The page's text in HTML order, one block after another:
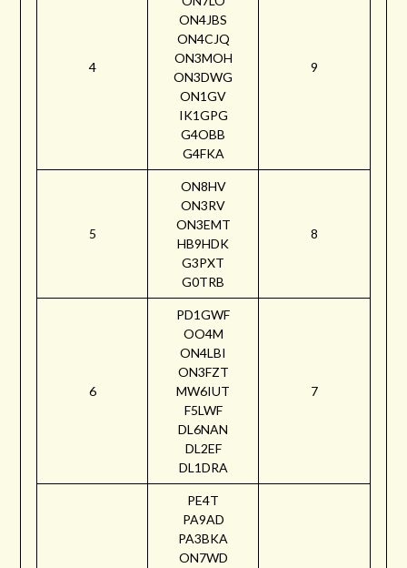
4
ON4JBS
ON4CJQ
ON3MOH
ON3DWG
ON1GV
IK1GPG
G4OBB
G4FKA
9
5
ON8HV
ON3RV
ON3EMT
HB9HDK
G3PXT
G0TRB
8
6
PD1GWF
OO4M
ON4LBI
ON3FZT
MW6IUT
F5LWF
DL6NAN
DL2EF
DL1DRA
7
PE4T
PA9AD
PA3BKA
ON7WD